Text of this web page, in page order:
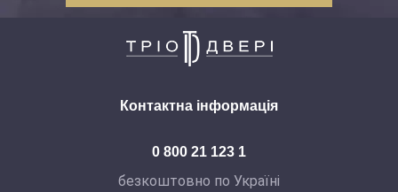
Контактна інформація
0 800 21 123 1
безкоштовно по Україні